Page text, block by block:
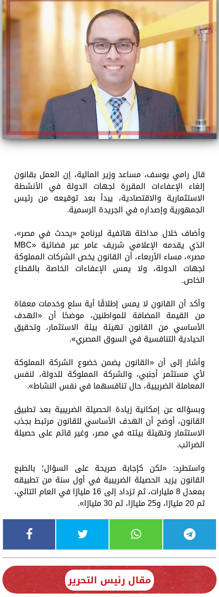
قال رامي يوسف، مساعد وزير المالية، إن العمل بقانون
إلغاء الإعفاءات المقررة لجهات الدولة في الأنشطة
الاستثمارية والاقتصادية، يبدأ بعد توقيعه من رئيس
الجمهورية وإصداره في الجريدة الرسمية.
وأضاف خلال مداخلة هاتفية لبرنامج «يحدث في مصر»،
الذي يقدمه الإعلامي شريف عامر عبر فضائية «MBC
مصر»، مساء الأربعاء، أن القانون يخص الشركات المملوكة
لجهات الدولة، ولا يمس الإعفاءات الخاصة بالقطاع
الخاص.
وأكد أن القانون لا يمس إطلاقًا أية سلع وخدمات معفاة
من القيمة المضافة للمواطنين، موضحًا أن «الهدف
الأساسي من القانون تهيئة بيئة الاستثمار، وتحقيق
الحيادية التنافسية في السوق المصري».
وأشار إلى أن «القانون يضمن خضوع الشركة المملوكة
لأي مستثمر أجنبي، والشركة المملوكة للدولة، لنفس
المعاملة الضريبية، حال تنافسهما في نفس النشاط».
وبسؤاله عن إمكانية زيادة الحصيلة الضريبية بعد تطبيق
القانون، أوضح أن الهدف الأساسي للقانون مرتبط بجذب
الاستثمار وتهيئة بيئته في مصر، وغير قائم على حصيلة
الضرائب.
واستطرد: «لكن كإجابة صريحة على السؤال؛ بالطبع
القانون يزيد الحصيلة الضريبية في أول سنة من تطبيقه
بمعدل 8 مليارات، ثم تزداد إلى 16 مليارًا في العام التالي،
ثم 20 مليارًا، و25 مليارًا، ثم 30 مليارًا».
مقال رئيس التحرير